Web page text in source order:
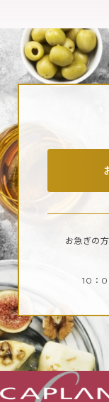
お急ぎの
10：